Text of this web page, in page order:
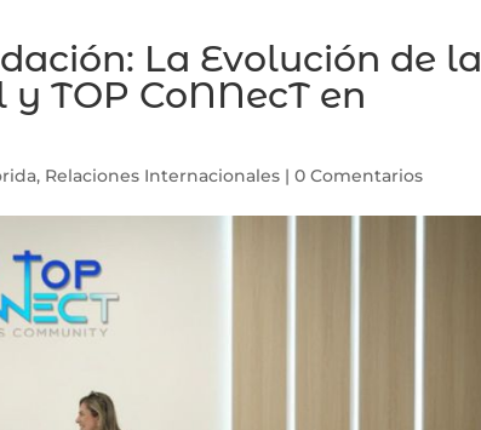
La Evolución de la
TOP CoNNecT en
, Relaciones Internacionales |0 Comentarios